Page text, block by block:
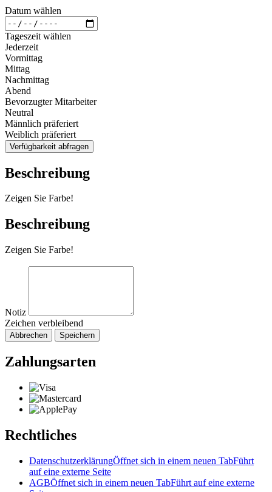
Datum wählen
Tageszeit wählen
Jederzeit
Vormittag
Mittag
Nachmittag
Abend
Bevorzugter Mitarbeiter
Neutral
Männlich präferiert
Weiblich präferiert
Verfügbarkeit abfragen
Beschreibung
Zeigen Sie Farbe!
Beschreibung
Zeigen Sie Farbe!
Notiz
Zeichen verbleibend
Abbrechen Speichern
Zahlungsarten
Rechtliches
DatenschutzerklärungÖffnet sich in einem neuen TabFührt
auf eine externe Seite
AGBÖffnet sich in einem neuen TabFührt auf eine externe